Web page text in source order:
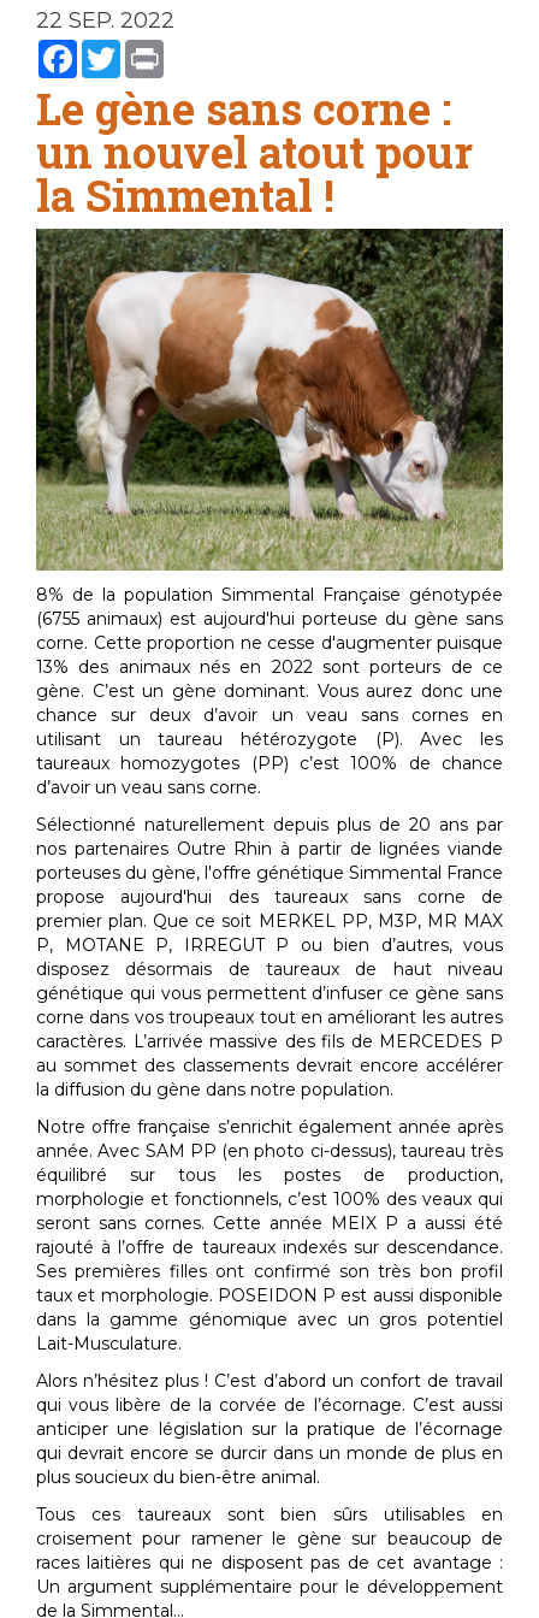
22 SEP. 2022
Facebook
Twitter
Le gène sans corne :
un nouvel atout pour
la Simmental !
8% de la population Simmental Française génotypée
(6755 animaux) est aujourd'hui porteuse du gène sans
corne. Cette proportion ne cesse d'augmenter puisque
13% des animaux nés en 2022 sont porteurs de ce
gène. C’est un gène dominant. Vous aurez donc une
chance sur deux d’avoir un veau sans cornes en
utilisant un taureau hétérozygote (P). Avec les
taureaux homozygotes (PP) c’est 100% de chance
d’avoir un veau sans corne.
Sélectionné naturellement depuis plus de 20 ans par
nos partenaires Outre Rhin à partir de lignées viande
porteuses du gène, l'offre génétique Simmental France
propose aujourd'hui des taureaux sans corne de
premier plan. Que ce soit MERKEL PP, M3P, MR MAX
P, MOTANE P, IRREGUT P ou bien d’autres, vous
disposez désormais de taureaux de haut niveau
génétique qui vous permettent d’infuser ce gène sans
corne dans vos troupeaux tout en améliorant les autres
caractères. L’arrivée massive des fils de MERCEDES P
au sommet des classements devrait encore accélérer
la diffusion du gène dans notre population.
Notre offre française s’enrichit également année après
année. Avec SAM PP (en photo ci-dessus), taureau très
équilibré sur tous les postes de production,
morphologie et fonctionnels, c’est 100% des veaux qui
seront sans cornes. Cette année MEIX P a aussi été
rajouté à l’offre de taureaux indexés sur descendance.
Ses premières filles ont confirmé son très bon profil
taux et morphologie. POSEIDON P est aussi disponible
dans la gamme génomique avec un gros potentiel
Lait-Musculature.
Alors n’hésitez plus ! C’est d’abord un confort de travail
qui vous libère de la corvée de l’écornage. C’est aussi
anticiper une législation sur la pratique de l’écornage
qui devrait encore se durcir dans un monde de plus en
plus soucieux du bien-être animal.
Tous ces taureaux sont bien sûrs utilisables en
croisement pour ramener le gène sur beaucoup de
races laitières qui ne disposent pas de cet avantage :
Un argument supplémentaire pour le développement
de la Simmental…